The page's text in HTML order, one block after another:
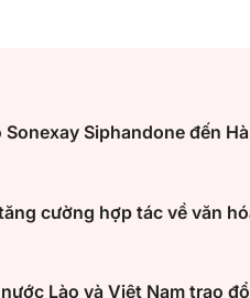
Siphandone đến
cường hợp tác về văn
Lào và Việt Nam trao